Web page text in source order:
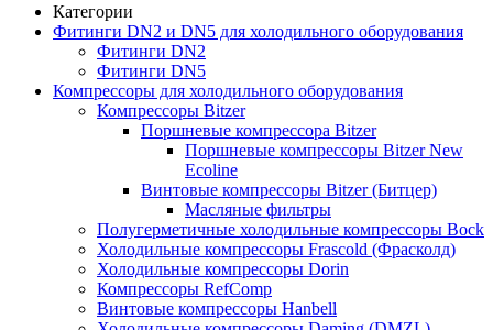
Категории
Фитинги DN2 и DN5 для холодильного оборудования
Фитинги DN2
Фитинги DN5
Компрессоры для холодильного оборудования
Компрессоры Bitzer
Поршневые компрессора Bitzer
Поршневые компрессоры Bitzer New
Ecoline
Винтовые компрессоры Bitzer (Битцер)
Масляные фильтры
Полугерметичные холодильные компрессоры Bock
Холодильные компрессоры Frascold (Фрасколд)
Холодильные компрессоры Dorin
Компрессоры RefComp
Винтовые компрессоры Hanbell